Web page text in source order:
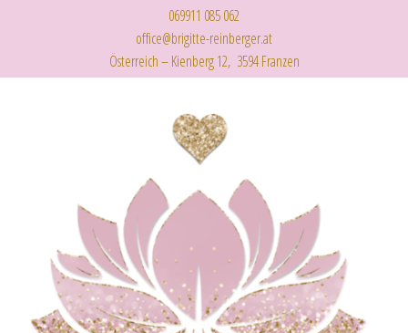
069911 085 062
office@brigitte-reinberger.at
Österreich – Kienberg 12, 3594 Franzen